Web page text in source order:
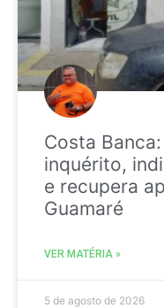
Costa
inquérito,
e recupera
Guamaré
VER MATÉRIA »
5 de agosto de 2026